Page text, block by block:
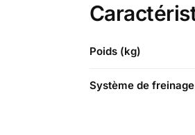
Poids (kg)
Système de